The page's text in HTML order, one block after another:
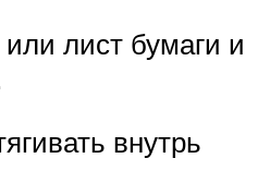
лист бумаги и
внутрь